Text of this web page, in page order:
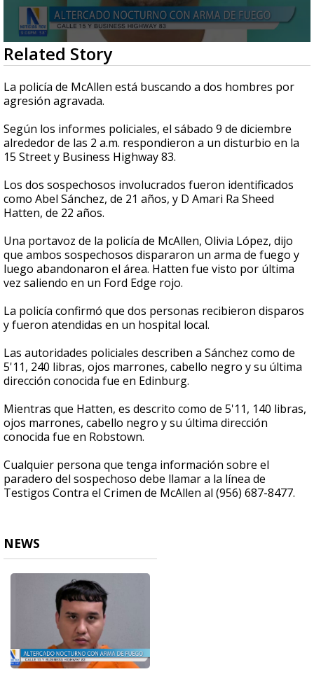
0
seconds
of
49
seconds
Related Story
La policía de McAllen está buscando a dos hombres por
agresión agravada.
Según los informes policiales, el sábado 9 de diciembre
alrededor de las 2 a.m. respondieron a un disturbio en la
15 Street y Business Highway 83.
Los dos sospechosos involucrados fueron identificados
como Abel Sánchez, de 21 años, y D Amari Ra Sheed
Hatten, de 22 años.
Una portavoz de la policía de McAllen, Olivia López, dijo
que ambos sospechosos dispararon un arma de fuego y
luego abandonaron el área. Hatten fue visto por última
vez saliendo en un Ford Edge rojo.
La policía confirmó que dos personas recibieron disparos
y fueron atendidas en un hospital local.
Las autoridades policiales describen a Sánchez como de
5'11, 240 libras, ojos marrones, cabello negro y su última
dirección conocida fue en Edinburg.
Mientras que Hatten, es descrito como de 5'11, 140 libras,
ojos marrones, cabello negro y su última dirección
conocida fue en Robstown.
Cualquier persona que tenga información sobre el
paradero del sospechoso debe llamar a la línea de
Testigos Contra el Crimen de McAllen al (956) 687-8477.
NEWS